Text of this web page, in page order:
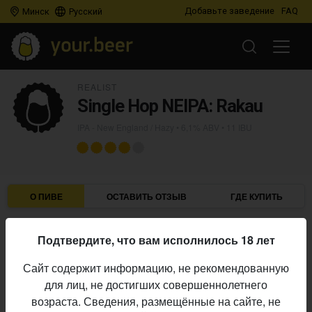
Минск Русский Добавьте заведение FAQ
Single Hop NEIPA: Rakau
О ПИВЕ ОСТАВИТЬ ОТЗЫВ ГДЕ КУПИТЬ
Пивоварня:
Алкоголь:
6,1%
Горечь:
11 IBU
Начало
Подтвердите, что вам исполнилось 18 лет
Сайт содержит информацию, не рекомендованную
для лиц, не достигших совершеннолетнего
возраста. Сведения, размещённые на сайте, не